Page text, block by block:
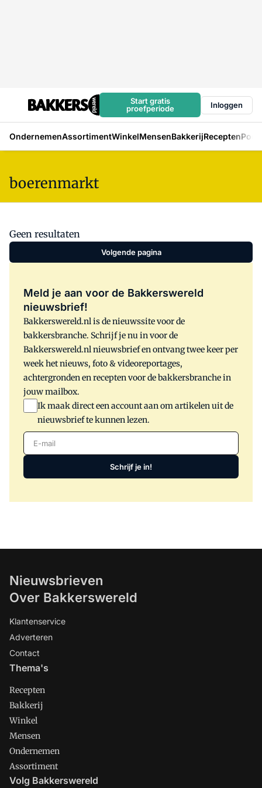
Start gratis
proefperiode
Inloggen
OndernemenAssortimentWinkelMensenBakkerijRecepten
boerenmarkt
Geen resultaten
Volgende pagina
Meld je aan voor de Bakkerswereld
nieuwsbrief!
Bakkerswereld.nl is de nieuwssite voor de
bakkersbranche. Schrijf je nu in voor de
Bakkerswereld.nl nieuwsbrief en ontvang twee keer per
week het nieuws, foto & videoreportages,
achtergronden en recepten voor de bakkersbranche in
jouw mailbox.
Ik maak direct een account aan om artikelen uit de
nieuwsbrief te kunnen lezen.
E-mail
Schrijf je in!
Nieuwsbrieven
Over Bakkerswereld
Klantenservice
Adverteren
Contact
Thema's
Recepten
Bakkerij
Winkel
Mensen
Ondernemen
Assortiment
Volg Bakkerswereld